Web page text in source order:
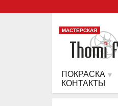
МАСТЕРСКАЯ
ПОКРАСКА
КОНТАКТЫ